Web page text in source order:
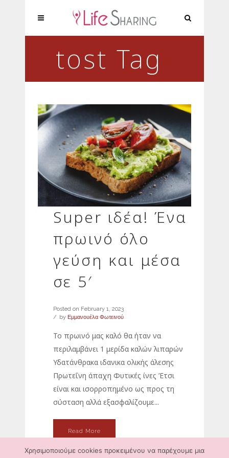
tost Tag
Super ιδέα! Ένα
πρωινό όλο
γεύση και μέσα
σε 5′
Posted on February 1, 2023
by Εμμανουέλα Φωτεινού
Το πρωινό μας καλό θα ήταν να
περιλαμβάνει 1 μερίδα καλών λιπαρών
Υδατάνθρακα ιδανικα ολικής άλεσης
Πρωτεΐνη άπαχη Φυτικές ίνες Έτσι
είναι και ισορροπημένο ως προς τη
σύσταση αλλά εξασφαλίζουμε...
Read More
Χρησιμοποιούμε cookies προκειμένου να παρέχουμε μια